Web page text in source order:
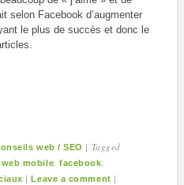
selon Facebook d’augmenter
le plus de succès et donc le
web / SEO | Tagged
mobile ,facebook
|Leave a comment |